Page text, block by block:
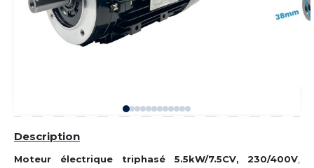
Description
Moteur électrique triphasé 5.5kW/7.5CV, 230/400V